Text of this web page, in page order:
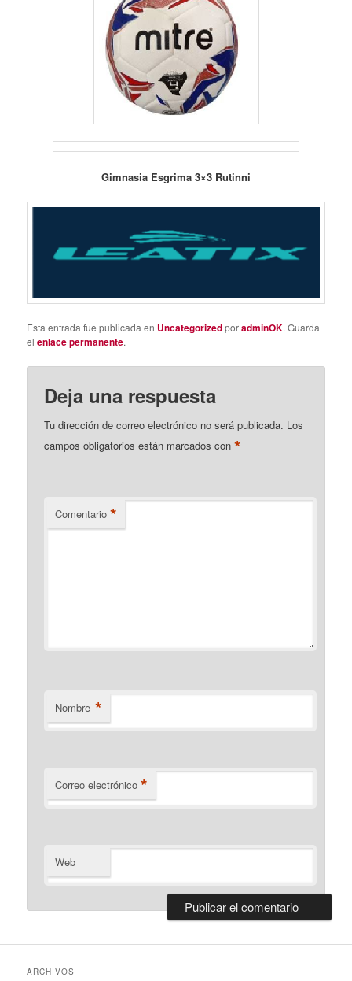
Gimnasia Esgrima 3×3 Rutinni
Esta entrada fue publicada en UncategorizedporadminOK. Guarda
elenlace permanente.
Deja una respuesta
Tu dirección de correo electrónico no será publicada. Los
campos obligatorios están marcados con*
Comentario *
Nombre *
Correo electrónico *
Web
ARCHIVOS